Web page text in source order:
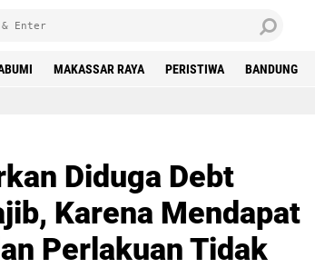
MAKASSAR RAYA PERISTIWA BANDUNG
Diduga Debt
Karena Mendapat
Perlakuan Tidak